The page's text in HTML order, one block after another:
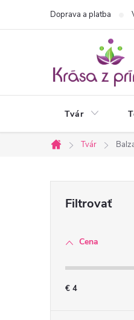
Doprava a platba
Tvár
Domov
Tvár
Cena
€ 4